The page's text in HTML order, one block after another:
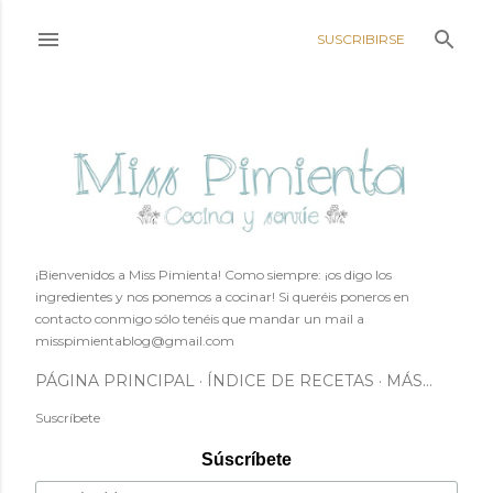
SUSCRIBIRSE
¡Bienvenidos a Miss Pimienta! Como siempre: ¡os digo los
ingredientes y nos ponemos a cocinar! Si queréis poneros en
contacto conmigo sólo tenéis que mandar un mail a
misspimientablog@gmail.com
PÁGINA PRINCIPAL ÍNDICE DE RECETAS MÁS…
Suscríbete
Súscríbete